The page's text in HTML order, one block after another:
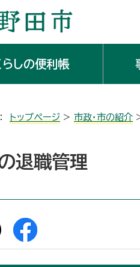
らしの便利帳
トップページ > 市政・市の紹介
退職管理